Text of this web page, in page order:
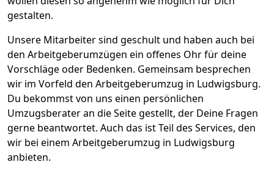
gestalten.
Unsere Mitarbeiter sind geschult und haben auch bei
den Arbeitgeberumzügen ein offenes Ohr für deine
Vorschläge oder Bedenken. Gemeinsam besprechen
wir im Vorfeld den Arbeitgeberumzug in Ludwigsburg.
Du bekommst von uns einen persönlichen
Umzugsberater an die Seite gestellt, der Deine Fragen
gerne beantwortet. Auch das ist Teil des Services, den
wir bei einem Arbeitgeberumzug in Ludwigsburg
anbieten.